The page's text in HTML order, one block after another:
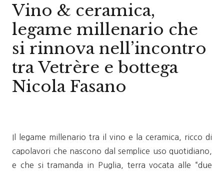
Vino & ceramica,
legame millenario che
si rinnova nell’incontro
tra Vetrère e bottega
Nicola Fasano
Il legame millenario tra il vino e la ceramica, ricco di
capolavori che nascono dal semplice uso quotidiano,
e che si tramanda in Puglia, terra vocata alle “due